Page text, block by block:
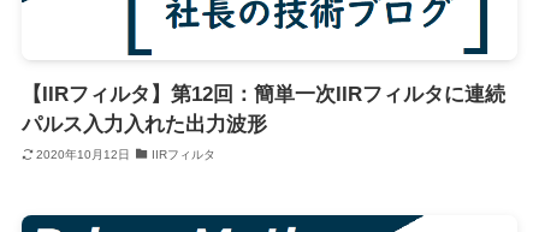
【IIRフィルタ】第12回：簡単一次IIRフィルタに連続
パルス入力入れた出力波形
2020年10月12日 IIRフィルタ